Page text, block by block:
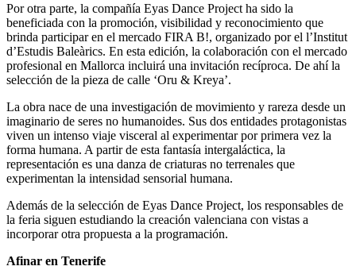
Por otra parte, la compañía Eyas Dance Project ha sido la
beneficiada con la promoción, visibilidad y reconocimiento que
brinda participar en el mercado FIRA B!, organizado por el l’Institut
d’Estudis Baleàrics. En esta edición, la colaboración con el mercado
profesional en Mallorca incluirá una invitación recíproca. De ahí la
selección de la pieza de calle ‘Oru & Kreya’.
La obra nace de una investigación de movimiento y rareza desde un
imaginario de seres no humanoides. Sus dos entidades protagonistas
viven un intenso viaje visceral al experimentar por primera vez la
forma humana. A partir de esta fantasía intergaláctica, la
representación es una danza de criaturas no terrenales que
experimentan la intensidad sensorial humana.
Además de la selección de Eyas Dance Project, los responsables de
la feria siguen estudiando la creación valenciana con vistas a
incorporar otra propuesta a la programación.
Afinar en Tenerife